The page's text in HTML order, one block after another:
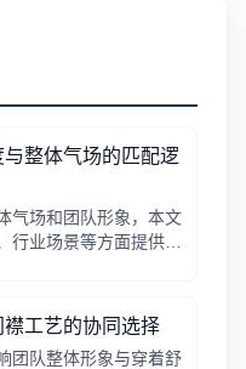
整体气场的匹配逻
气场和团队形象，本文
行业场景等方面提供选
工艺的协同选择
团队整体形象与穿着舒